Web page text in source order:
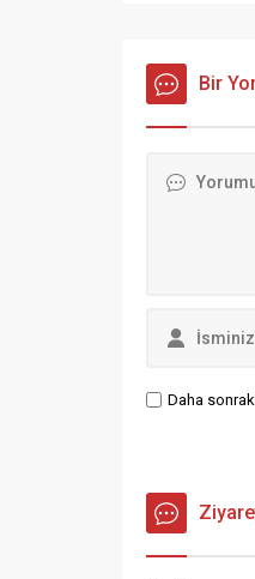
öğrencinin
İbn-i Sina...
Bir
Daha